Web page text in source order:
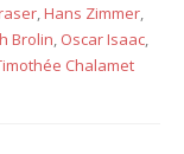
,Hans Zimmer,
Brolin, Oscar Isaac,
Chalamet